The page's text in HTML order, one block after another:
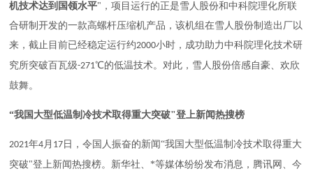
机技术达到国领水平"，项目运行的正是雪人股份和中科院理化所联
合研制开发的一款高螺杆压缩机产品，该机组在雪人股份制造出厂以
来，截止目前已经稳定运行约2000小时，成功助力中科院理化技术研
究所突破百瓦级-271℃的低温技术。对此，雪人股份倍感自豪、欢欣
鼓舞。
“我国大型低温制冷技术取得重大突破"登上新闻热搜榜
2021年4月 17 日 ，令国人振奋的新闻“我国大型低温制冷技术取得重大
突破"登上新闻热搜榜。新华社、*等媒体纷纷发布消息，腾讯网、今